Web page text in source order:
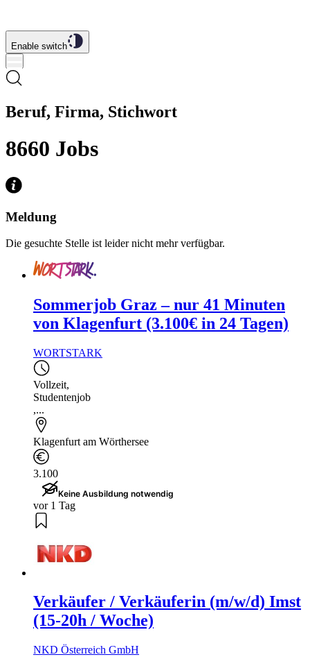
Enable switch
Beruf, Firma, Stichwort
8660 Jobs
Meldung
Die gesuchte Stelle ist leider nicht mehr verfügbar.
Sommerjob Graz – nur 41 Minuten
von Klagenfurt (3.100€ in 24 Tagen)
WORTSTARK
Vollzeit,
Studentenjob
,...
Klagenfurt am Wörthersee
3.100
Keine Ausbildung notwendig
vor 1 Tag
Verkäufer / Verkäuferin (m/w/d) Imst
(15-20h / Woche)
NKD Österreich GmbH